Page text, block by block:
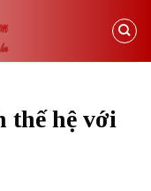
thế hệ với